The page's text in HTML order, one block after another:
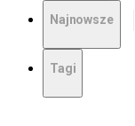
Najnowsze
Tagi